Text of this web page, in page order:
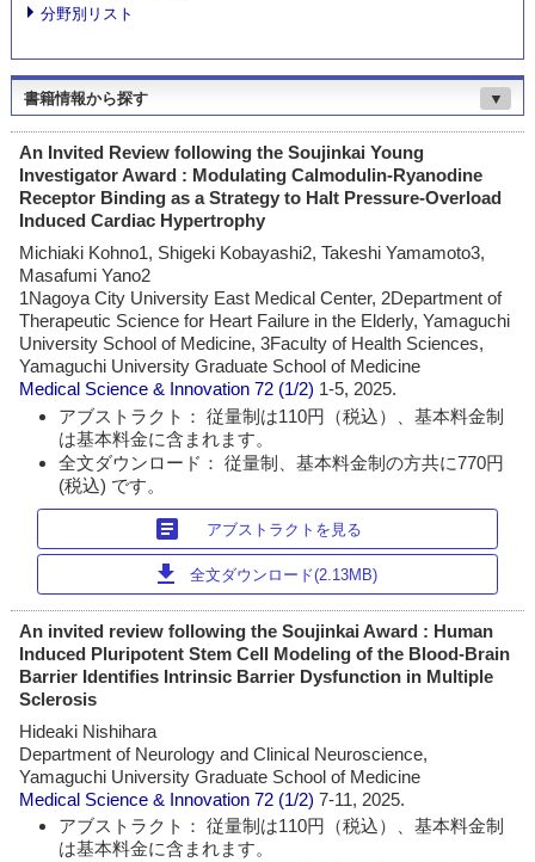
分野別リスト
書籍情報から探す ▼
An Invited Review following the Soujinkai Young
Investigator Award : Modulating Calmodulin-Ryanodine
Receptor Binding as a Strategy to Halt Pressure-Overload
Induced Cardiac Hypertrophy
Michiaki Kohno1, Shigeki Kobayashi2, Takeshi Yamamoto3,
Masafumi Yano2
1Nagoya City University East Medical Center, 2Department of
Therapeutic Science for Heart Failure in the Elderly, Yamaguchi
University School of Medicine, 3Faculty of Health Sciences,
Yamaguchi University Graduate School of Medicine
Medical Science & Innovation 72 (1/2) 1-5, 2025.
アブストラクト： 従量制は110円（税込）、基本料金制
は基本料金に含まれます。
全文ダウンロード： 従量制、基本料金制の方共に770円
(税込) です。
article アブストラクトを見る
download 全文ダウンロード(2.13MB)
An invited review following the Soujinkai Award : Human
Induced Pluripotent Stem Cell Modeling of the Blood-Brain
Barrier Identifies Intrinsic Barrier Dysfunction in Multiple
Sclerosis
Hideaki Nishihara
Department of Neurology and Clinical Neuroscience,
Yamaguchi University Graduate School of Medicine
Medical Science & Innovation 72 (1/2)7-11, 2025.
アブストラクト： 従量制は110円（税込）、基本料金制
は基本料金に含まれます。